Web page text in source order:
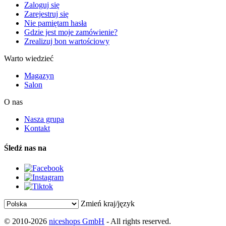
Zaloguj się
Zarejestruj się
Nie pamiętam hasła
Gdzie jest moje zamówienie?
Zrealizuj bon wartościowy
Warto wiedzieć
Magazyn
Salon
O nas
Nasza grupa
Kontakt
Śledź nas na
Zmień kraj/język
© 2010-2026 niceshops GmbH - All rights reserved.